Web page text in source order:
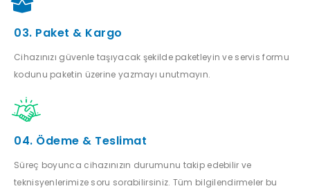
03. Paket & Kargo
Cihazınızı güvenle taşıyacak şekilde paketleyin ve servis formu
kodunu paketin üzerine yazmayı unutmayın.
04. Ödeme & Teslimat
Süreç boyunca cihazınızın durumunu takip edebilir ve
teknisyenlerimize soru sorabilirsiniz. Tüm bilgilendirmeler bu